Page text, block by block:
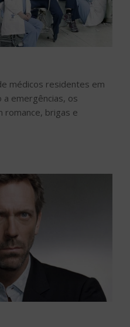
médicos residentes em
a emergências, os
romance, brigas e